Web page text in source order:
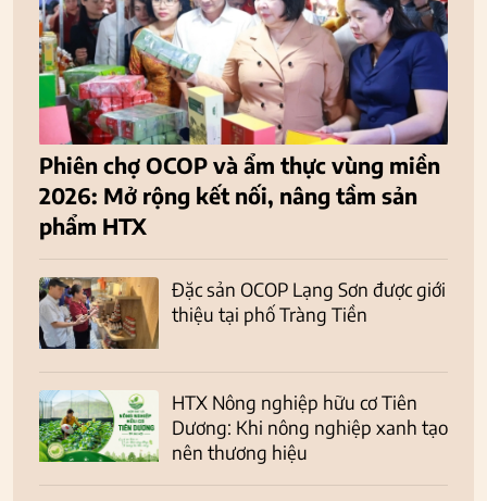
Phiên chợ OCOP và ẩm thực vùng miền
2026: Mở rộng kết nối, nâng tầm sản
phẩm HTX
Đặc sản OCOP Lạng Sơn được giới
thiệu tại phố Tràng Tiền
HTX Nông nghiệp hữu cơ Tiên
Dương: Khi nông nghiệp xanh tạo
nên thương hiệu